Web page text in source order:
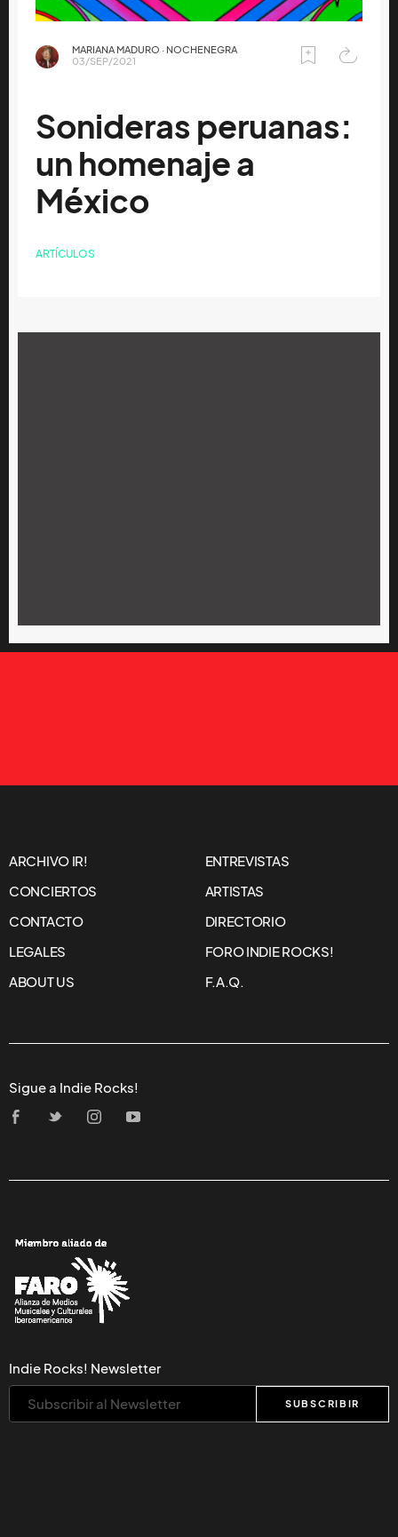
MARIANA MADURO · NOCHENEGRA
03/SEP/2021
Sonideras peruanas:
un homenaje a
México
ARTÍCULOS
ARCHIVO IR!
ENTREVISTAS
CONCIERTOS
ARTISTAS
CONTACTO
DIRECTORIO
LEGALES
FORO INDIE ROCKS!
ABOUT US
F.A.Q.
Sigue a Indie Rocks!
Indie Rocks! Newsletter